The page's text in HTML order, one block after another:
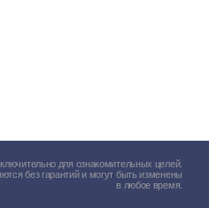
для ознакомительных целей.
без гарантий и могут быть изменены
в любое время.